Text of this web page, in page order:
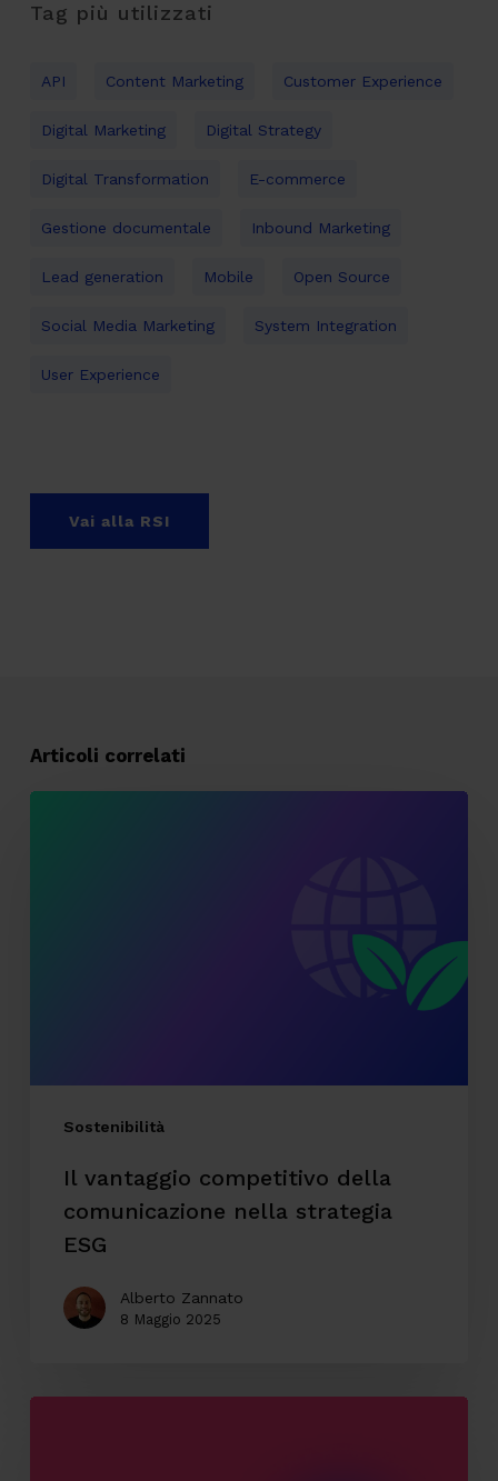
Tag più utilizzati
API Content Marketing Customer Experience
Digital Marketing Digital Strategy
Digital Transformation E-commerce
Gestione documentale Inbound Marketing
Lead generation Mobile Open Source
Social Media Marketing System Integration
User Experience
Vai alla RSI
Articoli correlati
Sostenibilità
Il vantaggio competitivo della
comunicazione nella strategia
ESG
Alberto Zannato
8 Maggio 2025